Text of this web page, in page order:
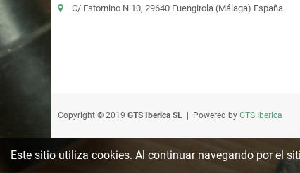
C/ Estornino N.10, 29640 Fuengirola (Málaga) España
Copyright © 2019 GTS Iberica SL | Powered by GTS Iberica
Este sitio utiliza cookies. Al continuar navegando por el